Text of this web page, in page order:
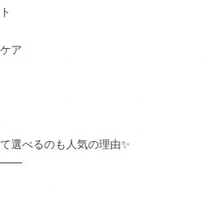
ア
選べるのも人気の理由✨